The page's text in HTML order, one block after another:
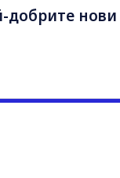
добрите нови